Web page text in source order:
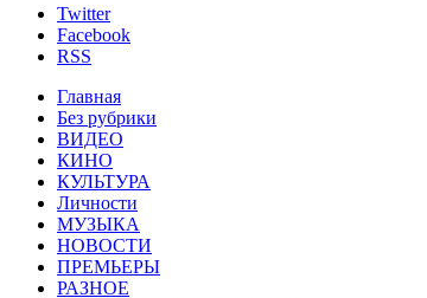
Twitter
Facebook
RSS
Главная
Без рубрики
ВИДЕО
КИНО
КУЛЬТУРА
Личности
МУЗЫКА
НОВОСТИ
ПРЕМЬЕРЫ
РАЗНОЕ